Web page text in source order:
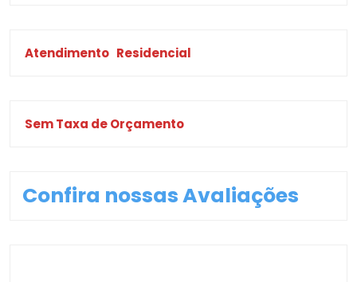
Atendimento Residencial
Sem Taxa de Orçamento
Confira nossas Avaliações